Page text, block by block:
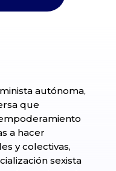
autónoma,
que
a hacer
y colectivas,
sexista